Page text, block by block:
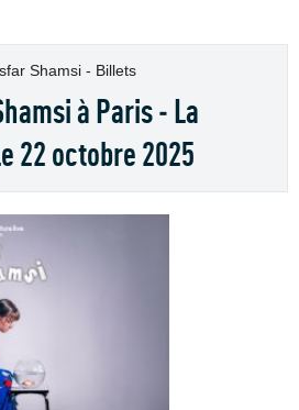
Shamsi - Billets
à Paris - La
22 octobre 2025